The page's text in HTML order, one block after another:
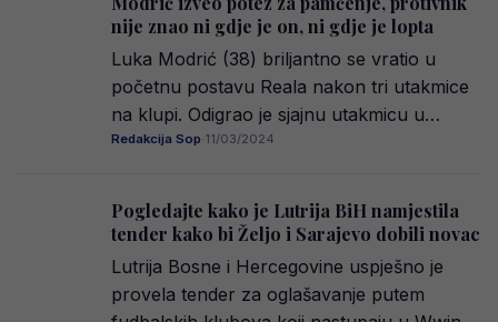
nije znao ni gdje je on, ni gdje je lopta
Luka Modrić (38) briljantno se vratio u
početnu postavu Reala nakon tri utakmice
na klupi. Odigrao je sjajnu utakmicu u…
Redakcija Sop·11/03/2024
Pogledajte kako je Lutrija BiH namjestila
tender kako bi Željo i Sarajevo dobili novac
Lutrija Bosne i Hercegovine uspješno je
provela tender za oglašavanje putem